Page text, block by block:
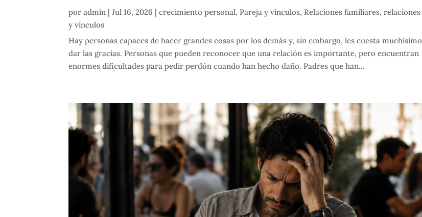
poradmin |Jul 16, 2026 |crecimiento personal, Pareja y vínculos, Relaciones familiares,relaciones
y vínculos
Hay personas capaces de hacer grandes cosas por los demás y, sin embargo, les cuesta muchísimo
dar las gracias. Personas que pueden reconocer que una relación es importante, pero encuentran
enormes dificultades para pedir perdón cuando han hecho daño. Padres que han...